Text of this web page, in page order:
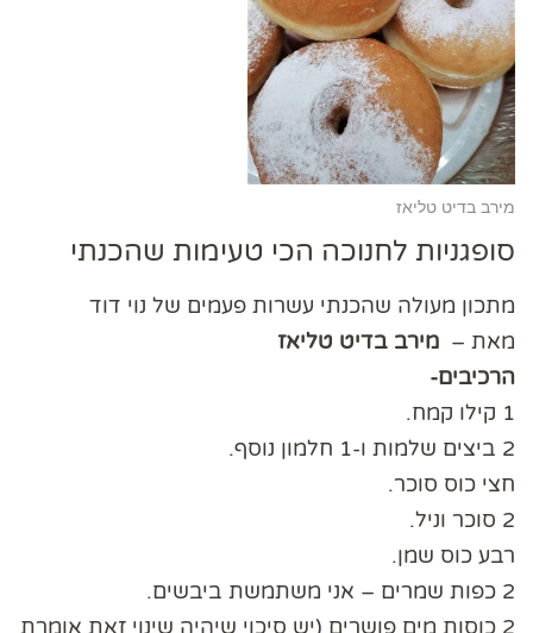
מירב בדיט טליאז
סופגניות לחנוכה הכי טעימות שהכנתי
מתכון מעולה שהכנתי עשרות פעמים של נוי דוד
מאת – מירב בדיט טליאז
הרכיבים-
1 קילו קמח.
2 ביצים שלמות ו-1 חלמון נוסף.
חצי כוס סוכר.
2 סוכר וניל.
רבע כוס שמן.
2 כפות שמרים – אני משתמשת ביבשים.
2 כוסות מים פושרים (יש סיכוי שיהיה שינוי זאת אומרת